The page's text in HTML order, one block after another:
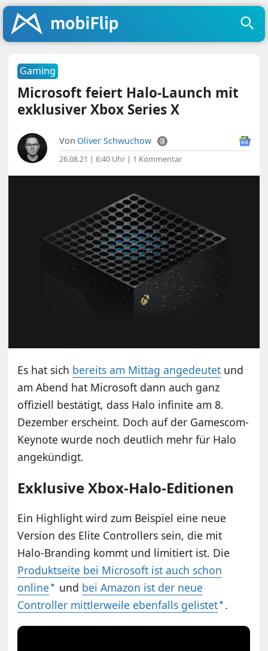
Gaming
Microsoft feiert Halo-Launch mit
exklusiver Xbox Series X
Von Oliver Schwuchow
26.08.21 | 6:40 Uhr | 1 Kommentar
Es hat sich bereits am Mittag angedeutet und
am Abend hat Microsoft dann auch ganz
offiziell bestätigt, dass Halo infinite am 8.
Dezember erscheint. Doch auf der Gamescom-
Keynote wurde noch deutlich mehr für Halo
angekündigt.
Exklusive Xbox-Halo-Editionen
Ein Highlight wird zum Beispiel eine neue
Version des Elite Controllers sein, die mit
Halo-Branding kommt und limitiert ist. Die
Produktseite bei Microsoft ist auch schon
online
und bei Amazon ist der neue
Controller mittlerweile ebenfalls gelistet .